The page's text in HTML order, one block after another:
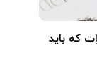
که باید